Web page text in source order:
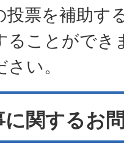
投票を補助す
ることができ
い。
に関するお